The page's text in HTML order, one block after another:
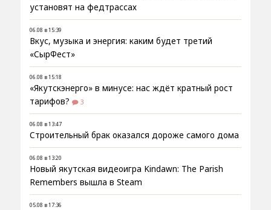
установят на федтрассах
06.08 в 15:39
Вкус, музыка и энергия: каким будет третий
«СырФест»
06.08 в 15:18
«Якутскэнерго» в минусе: нас ждёт кратный рост
тарифов?
3
06.08 в 13:47
Строительный брак оказался дороже самого дома
06.08 в 13:20
Новый якутская видеоигра Kindawn: The Parish
Remembers вышла в Steam
05.08 в 17:36